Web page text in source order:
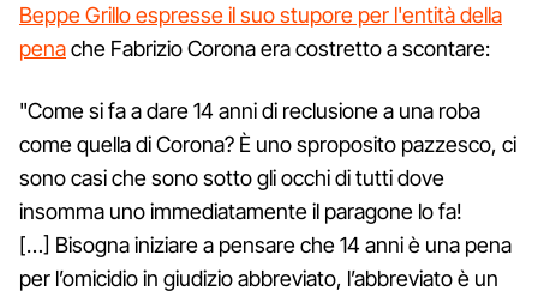
Beppe Grillo espresse il suo stupore per l'entità della
penache Fabrizio Corona era costretto a scontare:
"Come si fa a dare 14 anni di reclusione a una roba
come quella di Corona? È uno sproposito pazzesco, ci
sono casi che sono sotto gli occhi di tutti dove
insomma uno immediatamente il paragone lo fa!
[…] Bisogna iniziare a pensare che 14 anni è una pena
per l’omicidio in giudizio abbreviato, l’abbreviato è un